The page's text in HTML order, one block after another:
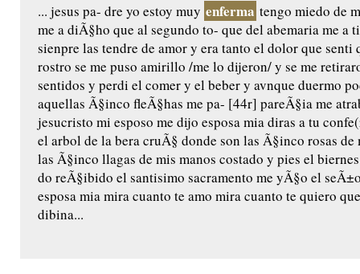
... jesus pa- dre yo estoy muy enferma tengo miedo de
me a diÃ§ho que al segundo to- que del abemaria me a
sienpre las tendre de amor y era tanto el dolor que
rostro se me puso amirillo /me lo dijeron/ y se me
sentidos y perdi el comer y el beber y avnque duermo
aquellas Ã§inco fleÃ§has me pa- [44r] pareÃ§ia me
jesucristo mi esposo me dijo esposa mia diras a tu
el arbol de la bera cruÃ§ donde son las Ã§inco rosas
las Ã§inco llagas de mis manos costado y pies el
do reÃ§ibido el santisimo sacramento me yÃ§o el
esposa mia mira cuanto te amo mira cuanto te quiero
dibina...